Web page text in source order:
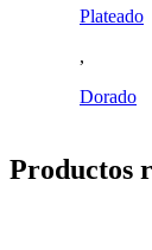
Plateado
,
Dorado
Productos